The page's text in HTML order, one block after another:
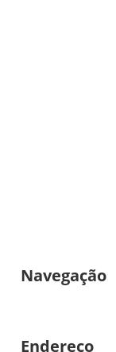
Navegação
Endereço